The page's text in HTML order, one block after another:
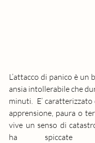
ansia intollerabile che
minuti.  E’
apprensione, paura o
vive un senso di
ha spiccate